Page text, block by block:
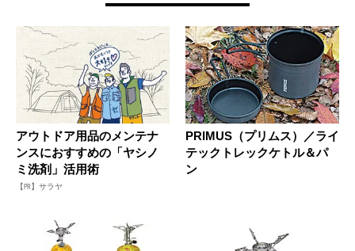
アウトドア用品のメンテナ
ンスにおすすめの「ヤシノ
ミ洗剤」活用術
【PR】サラヤ
PRIMUS（プリムス）／ライ
テックトレックケトル＆パ
ン